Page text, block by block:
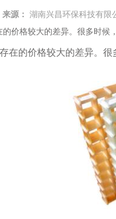
来源： 湖南兴昌环保科技有限
价格较大的差异。很多时候
存在的价格较大的差异。